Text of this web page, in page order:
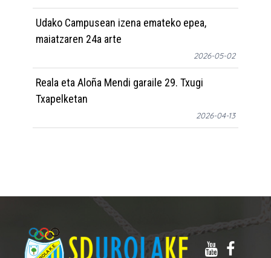
Udako Campusean izena emateko epea,
maiatzaren 24a arte
2026-05-02
Reala eta Aloña Mendi garaile 29. Txugi
Txapelketan
2026-04-13